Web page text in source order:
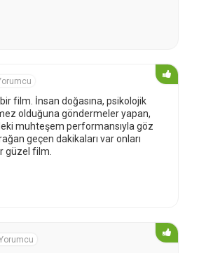
film. İnsan doğasına, psikolojik
olduğuna göndermeler yapan,
muhteşem performansıyla göz
geçen dakikaları var onları
güzel film.